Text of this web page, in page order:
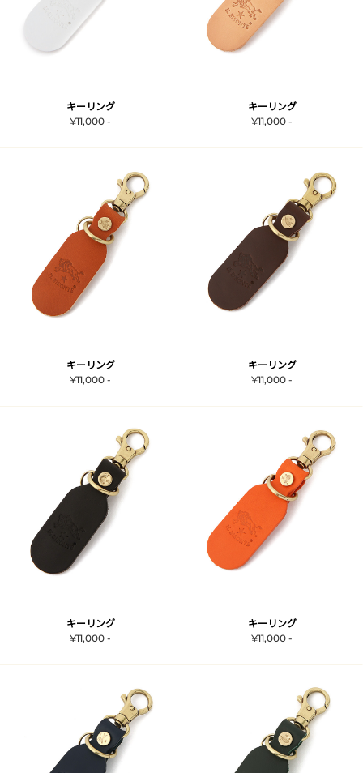
キーリング
¥11,000 -
キーリング
¥11,000 -
キーリング
¥11,000 -
キーリング
¥11,000 -
キーリング
¥11,000 -
キーリング
¥11,000 -